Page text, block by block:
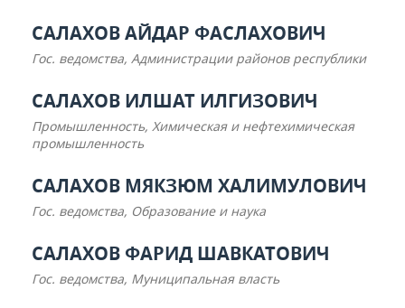
САЛАХОВ АЙДАР ФАСЛАХОВИЧ
Гос. ведомства, Администрации районов республики
САЛАХОВ ИЛШАТ ИЛГИЗОВИЧ
Промышленность, Химическая и нефтехимическая
промышленность
САЛАХОВ МЯКЗЮМ ХАЛИМУЛОВИЧ
Гос. ведомства, Образование и наука
САЛАХОВ ФАРИД ШАВКАТОВИЧ
Гос. ведомства, Муниципальная власть